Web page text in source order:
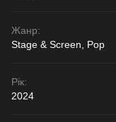
Жанр:
Stage & Screen, Pop
Рік:
2024